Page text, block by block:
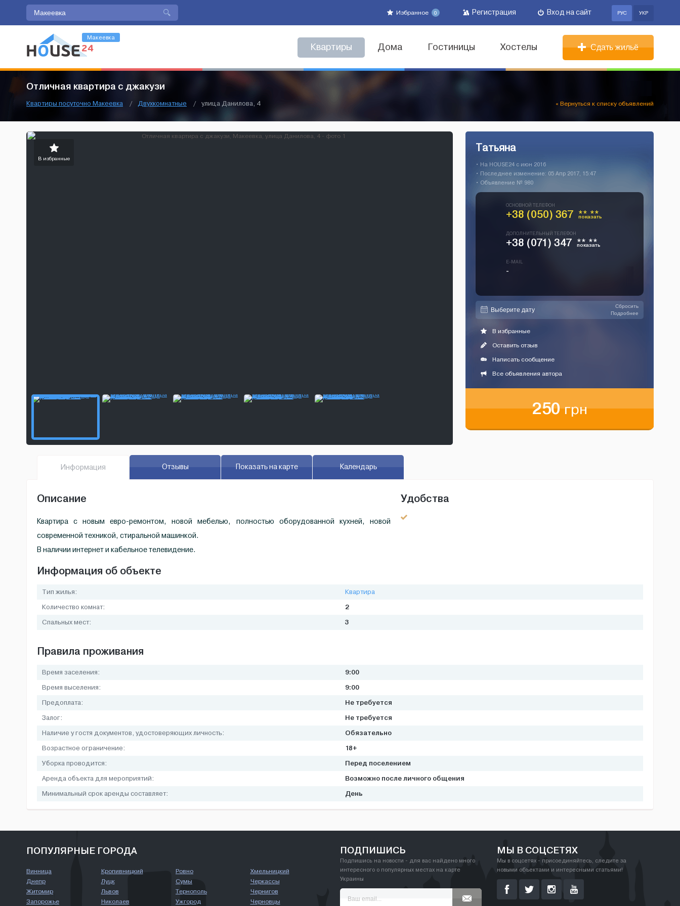
Избранное 0 Регистрация Вход на сайт РУС УКР
Макеевка
Квартиры Дома Гостиницы Хостелы Сдать жильё
Отличная квартира с джакузи
Квартиры посуточно Макеевка / Двухкомнатные / улица Данилова, 4 « Вернуться к списку объявлений
В избранные
Татьяна
• На HOUSE24 c июн 2016
• Последнее изменение: 05 Апр 2017, 15:47
• Объявление № 980
ОСНОВНОЙ ТЕЛЕФОН
+38 (050) 367 ** **
показать
ДОПОЛНИТЕЛЬНЫЙ ТЕЛЕФОН
+38 (071) 347 ** **
показать
E-MAIL
-
Сбросить
Подробнее
В избранные
Оставить отзыв
Написать сообщение
Все объявления автора
250грн
Информация Отзывы Показать на карте Календарь
Описание
Квартира с новым евро-ремонтом, новой мебелью, полностью оборудованной кухней, новой
современной техникой, стиральной машинкой.
В наличии интернет и кабельное телевидение.
Удобства
Информация об объекте
Тип жилья:
Квартира
Количество комнат:
2
Спальных мест: 3
Правила проживания
Время заселения: 9:00
Время выселения: 9:00
Предоплата: Не требуется
Залог: Не требуется
Наличие у гостя документов, удостоверяющих личность: Обязательно
Возрастное ограничение: 18+
Уборка проводится: Перед поселением
Аренда объекта для мероприятий: Возможно после личного общения
Минимальный срок аренды составляет: День
ПОПУЛЯРНЫЕ ГОРОДА
Винница
Днепр
Житомир
Запорожье
Кропивницкий
Луцк
Львов
Николаев
Ровно
Сумы
Тернополь
Ужгород
Хмельницкий
Черкассы
Чернигов
Черновцы
ПОДПИШИСЬ
Подпишись на новости - для вас найдено много
интересного о популярных местах на карте
Украины
МЫ В СОЦСЕТЯХ
Мы в соцсетях - присоединяйтесь, следите за
новыми объектами и интересными статьями!